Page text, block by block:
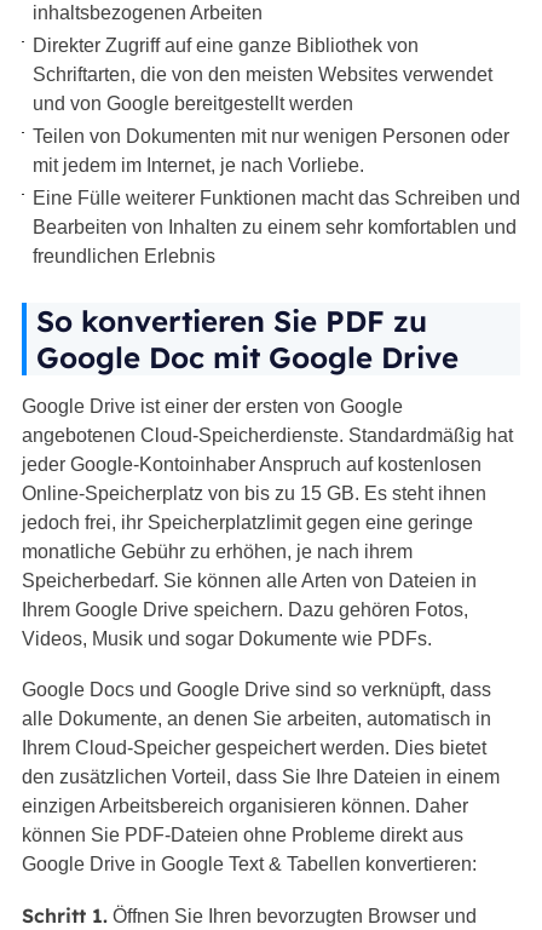
inhaltsbezogenen Arbeiten
Direkter Zugriff auf eine ganze Bibliothek von
Schriftarten, die von den meisten Websites verwendet
und von Google bereitgestellt werden
Teilen von Dokumenten mit nur wenigen Personen oder
mit jedem im Internet, je nach Vorliebe.
Eine Fülle weiterer Funktionen macht das Schreiben und
Bearbeiten von Inhalten zu einem sehr komfortablen und
freundlichen Erlebnis
So konvertieren Sie PDF zu
Google Doc mit Google Drive
Google Drive ist einer der ersten von Google
angebotenen Cloud-Speicherdienste. Standardmäßig hat
jeder Google-Kontoinhaber Anspruch auf kostenlosen
Online-Speicherplatz von bis zu 15 GB. Es steht ihnen
jedoch frei, ihr Speicherplatzlimit gegen eine geringe
monatliche Gebühr zu erhöhen, je nach ihrem
Speicherbedarf. Sie können alle Arten von Dateien in
Ihrem Google Drive speichern. Dazu gehören Fotos,
Videos, Musik und sogar Dokumente wie PDFs.
Google Docs und Google Drive sind so verknüpft, dass
alle Dokumente, an denen Sie arbeiten, automatisch in
Ihrem Cloud-Speicher gespeichert werden. Dies bietet
den zusätzlichen Vorteil, dass Sie Ihre Dateien in einem
einzigen Arbeitsbereich organisieren können. Daher
können Sie PDF-Dateien ohne Probleme direkt aus
Google Drive in Google Text & Tabellen konvertieren:
Schritt 1.Öffnen Sie Ihren bevorzugten Browser und